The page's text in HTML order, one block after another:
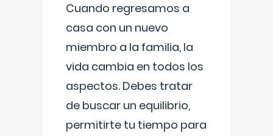
Cuando regresamos a
casa con un nuevo
miembro a la familia, la
vida cambia en todos los
aspectos. Debes tratar
de buscar un equilibrio,
permitirte tu tiempo para